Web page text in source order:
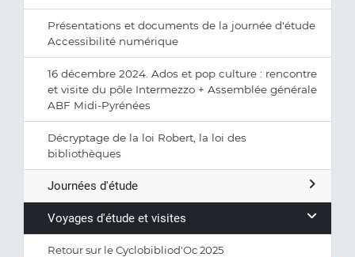
Présentations et documents de la journée d'étude
Accessibilité numérique
16 décembre 2024. Ados et pop culture : rencontre
et visite du pôle Intermezzo + Assemblée générale
ABF Midi-Pyrénées
Décryptage de la loi Robert, la loi des
bibliothèques
Journées d'étude
Voyages d'étude et visites
Retour sur le Cyclobibliod'Oc 2025